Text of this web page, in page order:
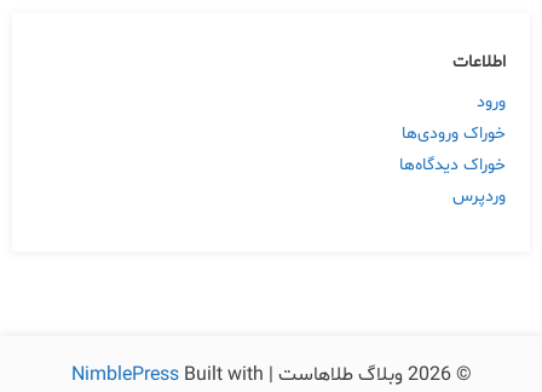
اطلاعات
ورود
خوراک ورودی‌ها
خوراک دیدگاه‌ها
وردپرس
© 2026 وبلاگ طلاهاست | Built with NimblePress